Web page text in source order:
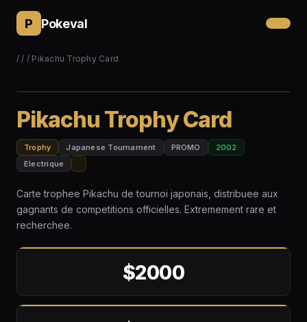
P Pokeval
// / Pikachu Trophy Card
Pikachu Trophy Card
Trophy Japanese Tournament PROMO
2002
Electrique
Carte trophee Pikachu de tournoi japonais, distribuee aux
gagnants de competitions officielles. Extremement rare et
recherchee.
$2000